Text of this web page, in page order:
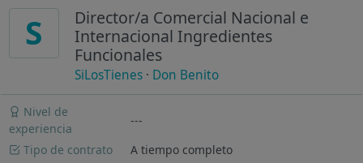
S
Director/a Comercial Nacional e
Internacional Ingredientes
Funcionales
SiLosTienes · Don Benito
Nivel de
experiencia
---
Tipo de contrato
A tiempo completo